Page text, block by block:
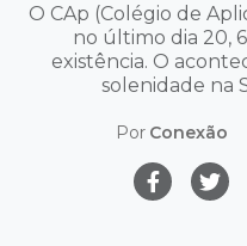
O CAp (Colégio de
no último dia 20,
existência. O
solenidade na
Por Conexão